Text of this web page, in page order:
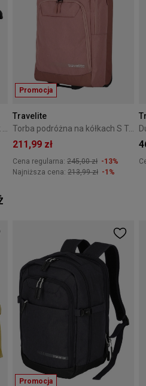
Plecak kabinowy Travelite Kick Off szary 006923-04
Promocja
Travelite
Torba podróżna na kółkach S Travelite Kick Off różana
211,99 zł
Cena regularna: 245,00 zł -13%
Najniższa cena: 213,99 zł -1%
Promocja